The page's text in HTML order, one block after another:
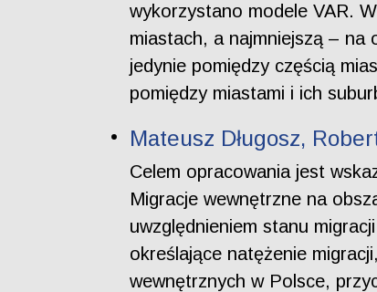
wykorzystano modele VAR.
miastach, a najmniejszą – na
jedynie pomiędzy częścią
pomiędzy miastami i ich
Mateusz Długosz,
Celem opracowania jest
Migracje wewnętrzne na
uwzględnieniem stanu
określające natężenie
wewnętrznych w Polsce,